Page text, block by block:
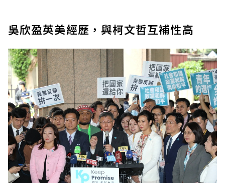
吳欣盈英美經歷，與柯文哲互補性高